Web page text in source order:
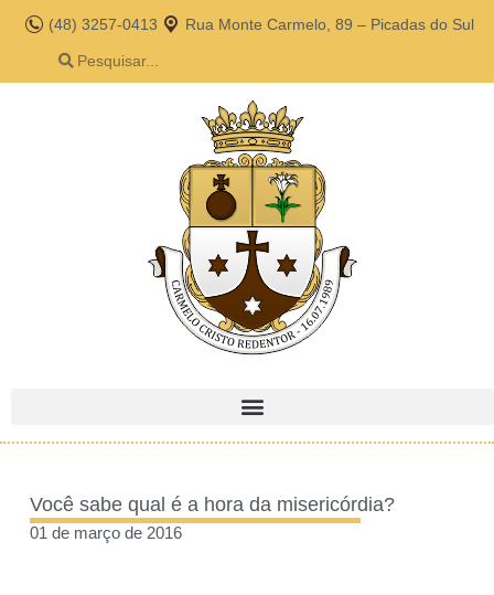
(48) 3257-0413 Rua Monte Carmelo, 89 – Picadas do Sul
Você sabe qual é a hora da misericórdia?
01 de março de 2016